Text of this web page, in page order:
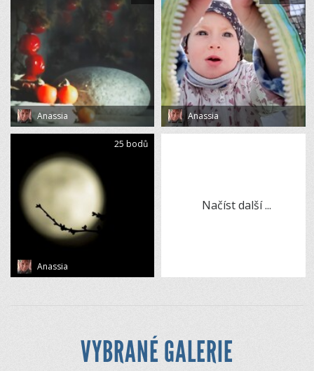
Anassia Anassia
Anassia
25 bodů
Načíst další ...
VYBRANÉ GALERIE